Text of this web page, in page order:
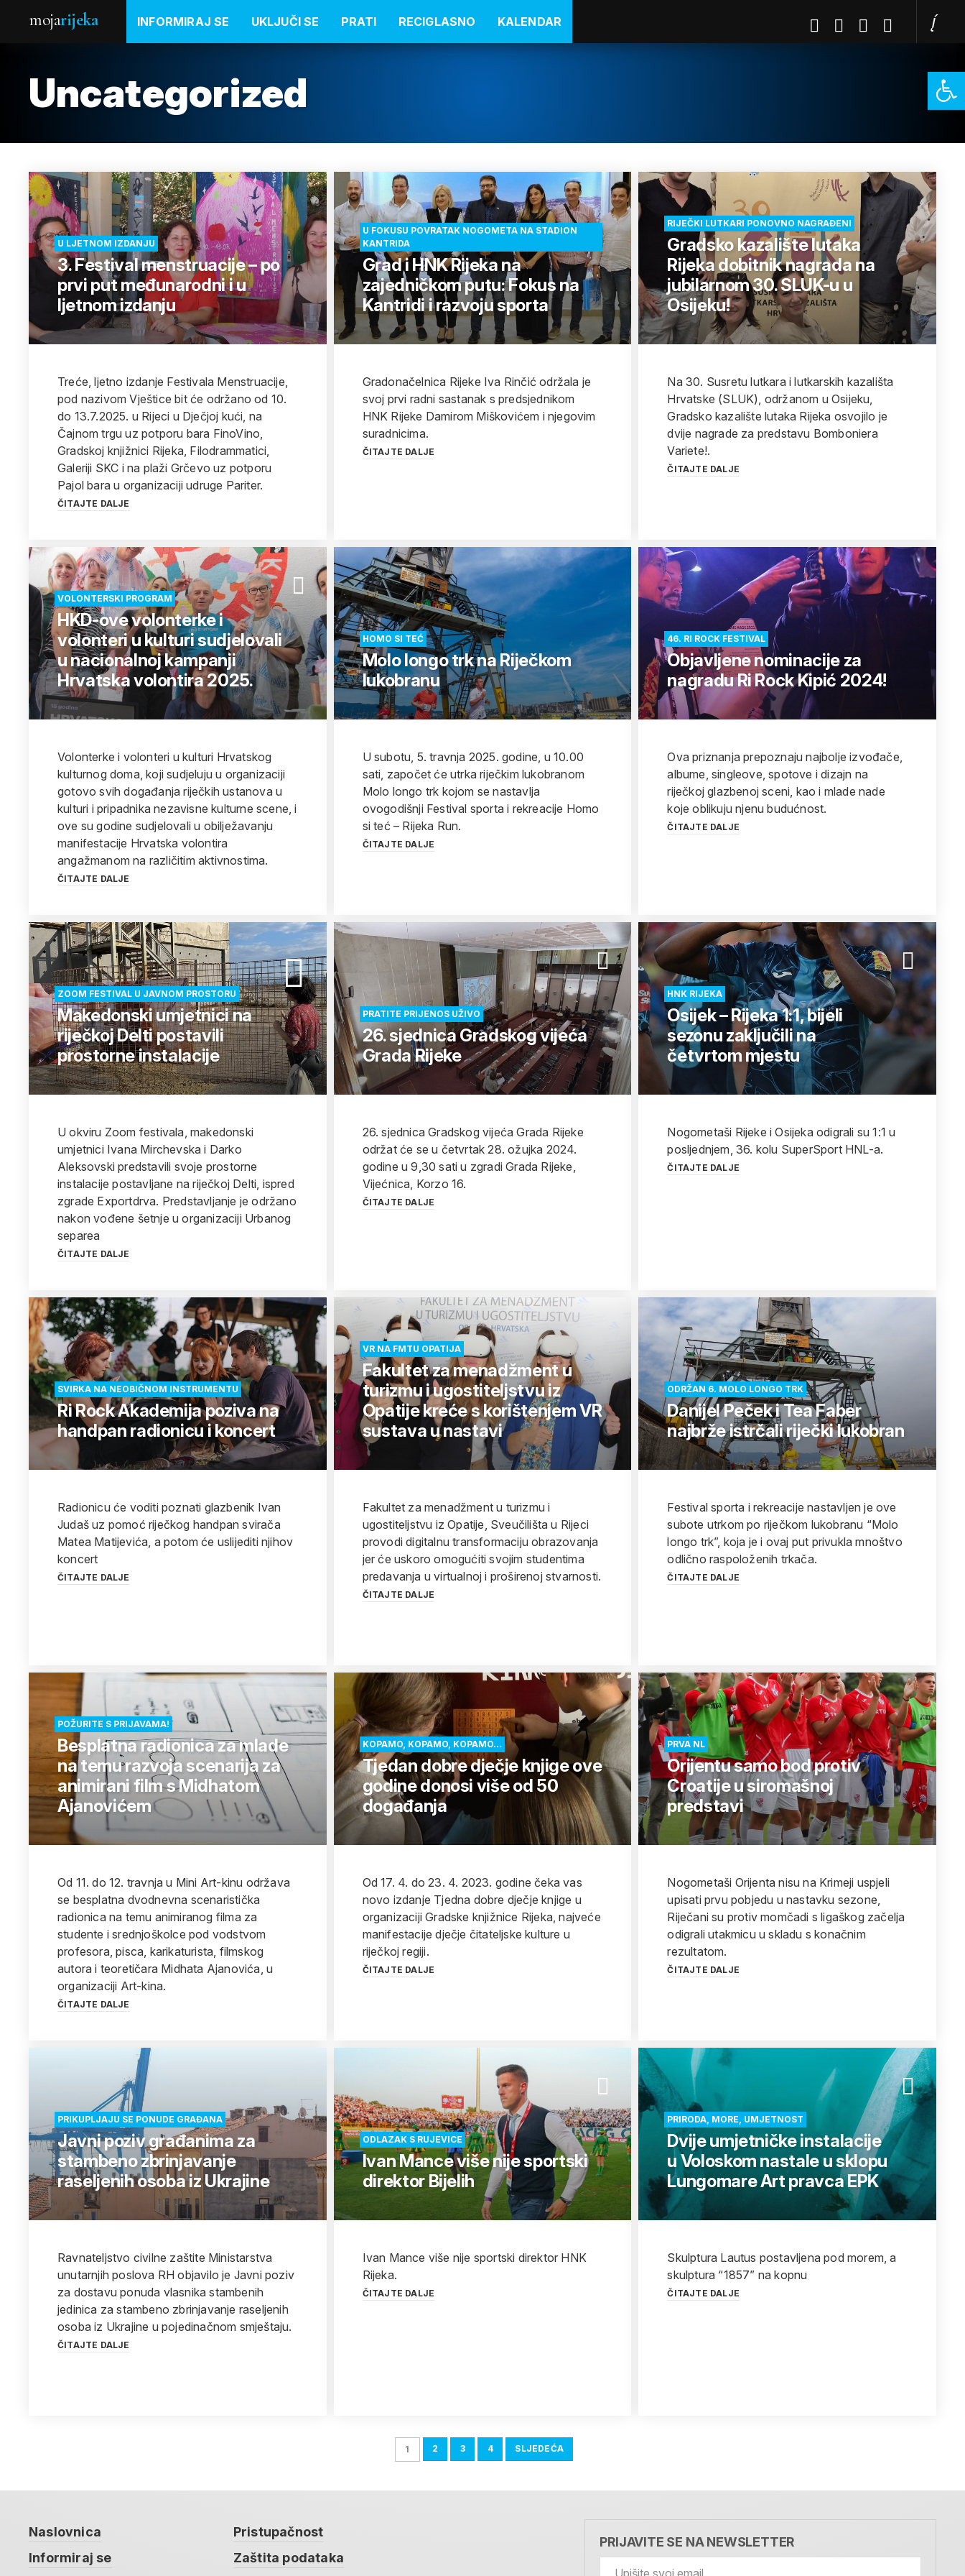
mojarijeka INFORMIRAJ SE UKLJUČI SE PRATI RECIGLASNO KALENDAR
Uncategorized
U LJETNOM IZDANJU
3. Festival menstruacije – po
prvi put međunarodni i u
ljetnom izdanju
Treće, ljetno izdanje Festivala Menstruacije,
pod nazivom Vještice bit će održano od 10.
do 13.7.2025. u Rijeci u Dječjoj kući, na
Čajnom trgu uz potporu bara FinoVino,
Gradskoj knjižnici Rijeka, Filodrammatici,
Galeriji SKC i na plaži Grčevo uz potporu
Pajol bara u organizaciji udruge Pariter.
ČITAJTE DALJE
U FOKUSU POVRATAK NOGOMETA NA STADION
KANTRIDA
Grad i HNK Rijeka na
zajedničkom putu: Fokus na
Kantridi i razvoju sporta
Gradonačelnica Rijeke Iva Rinčić održala je
svoj prvi radni sastanak s predsjednikom
HNK Rijeke Damirom Miškovićem i njegovim
suradnicima.
ČITAJTE DALJE
RIJEČKI LUTKARI PONOVNO NAGRAĐENI
Gradsko kazalište lutaka
Rijeka dobitnik nagrada na
jubilarnom 30. SLUK-u u
Osijeku!
Na 30. Susretu lutkara i lutkarskih kazališta
Hrvatske (SLUK), održanom u Osijeku,
Gradsko kazalište lutaka Rijeka osvojilo je
dvije nagrade za predstavu Bomboniera
Variete!.
ČITAJTE DALJE
VOLONTERSKI PROGRAM
HKD-ove volonterke i
volonteri u kulturi sudjelovali
u nacionalnoj kampanji
Hrvatska volontira 2025.
Volonterke i volonteri u kulturi Hrvatskog
kulturnog doma, koji sudjeluju u organizaciji
gotovo svih događanja riječkih ustanova u
kulturi i pripadnika nezavisne kulturne scene, i
ove su godine sudjelovali u obilježavanju
manifestacije Hrvatska volontira
angažmanom na različitim aktivnostima.
ČITAJTE DALJE
HOMO SI TEĆ
Molo longo trk na Riječkom
lukobranu
U subotu, 5. travnja 2025. godine, u 10.00
sati, započet će utrka riječkim lukobranom
Molo longo trk kojom se nastavlja
ovogodišnji Festival sporta i rekreacije Homo
si teć – Rijeka Run.
ČITAJTE DALJE
46. RI ROCK FESTIVAL
Objavljene nominacije za
nagradu Ri Rock Kipić 2024!
Ova priznanja prepoznaju najbolje izvođače,
albume, singleove, spotove i dizajn na
riječkoj glazbenoj sceni, kao i mlade nade
koje oblikuju njenu budućnost.
ČITAJTE DALJE
ZOOM FESTIVAL U JAVNOM PROSTORU
Makedonski umjetnici na
riječkoj Delti postavili
prostorne instalacije
U okviru Zoom festivala, makedonski
umjetnici Ivana Mirchevska i Darko
Aleksovski predstavili svoje prostorne
instalacije postavljane na riječkoj Delti, ispred
zgrade Exportdrva. Predstavljanje je održano
nakon vođene šetnje u organizaciji Urbanog
separea
ČITAJTE DALJE
PRATITE PRIJENOS UŽIVO
26. sjednica Gradskog vijeća
Grada Rijeke
26. sjednica Gradskog vijeća Grada Rijeke
održat će se u četvrtak 28. ožujka 2024.
godine u 9,30 sati u zgradi Grada Rijeke,
Vijećnica, Korzo 16.
ČITAJTE DALJE
HNK RIJEKA
Osijek – Rijeka 1:1, bijeli
sezonu zaključili na
četvrtom mjestu
Nogometaši Rijeke i Osijeka odigrali su 1:1 u
posljednjem, 36. kolu SuperSport HNL-a.
ČITAJTE DALJE
SVIRKA NA NEOBIČNOM INSTRUMENTU
Ri Rock Akademija poziva na
handpan radionicu i koncert
Radionicu će voditi poznati glazbenik Ivan
Judaš uz pomoć riječkog handpan svirača
Matea Matijevića, a potom će uslijediti njihov
koncert
ČITAJTE DALJE
VR NA FMTU OPATIJA
Fakultet za menadžment u
turizmu i ugostiteljstvu iz
Opatije kreće s korištenjem VR
sustava u nastavi
Fakultet za menadžment u turizmu i
ugostiteljstvu iz Opatije, Sveučilišta u Rijeci
provodi digitalnu transformaciju obrazovanja
jer će uskoro omogućiti svojim studentima
predavanja u virtualnoj i proširenoj stvarnosti.
ČITAJTE DALJE
ODRŽAN 6. MOLO LONGO TRK
Danijel Peček i Tea Faber
najbrže istrčali riječki lukobran
Festival sporta i rekreacije nastavljen je ove
subote utrkom po riječkom lukobranu “Molo
longo trk”, koja je i ovaj put privukla mnoštvo
odlično raspoloženih trkača.
ČITAJTE DALJE
POŽURITE S PRIJAVAMA!
Besplatna radionica za mlade
na temu razvoja scenarija za
animirani film s Midhatom
Ajanovićem
Od 11. do 12. travnja u Mini Art-kinu održava
se besplatna dvodnevna scenaristička
radionica na temu animiranog filma za
studente i srednjoškolce pod vodstvom
profesora, pisca, karikaturista, filmskog
autora i teoretičara Midhata Ajanovića, u
organizaciji Art-kina.
ČITAJTE DALJE
KOPAMO, KOPAMO, KOPAMO…
Tjedan dobre dječje knjige ove
godine donosi više od 50
događanja
Od 17. 4. do 23. 4. 2023. godine čeka vas
novo izdanje Tjedna dobre dječje knjige u
organizaciji Gradske knjižnice Rijeka, najveće
manifestacije dječje čitateljske kulture u
riječkoj regiji.
ČITAJTE DALJE
PRVA NL
Orijentu samo bod protiv
Croatije u siromašnoj
predstavi
Nogometaši Orijenta nisu na Krimeji uspjeli
upisati prvu pobjedu u nastavku sezone,
Riječani su protiv momčadi s ligaškog začelja
odigrali utakmicu u skladu s konačnim
rezultatom.
ČITAJTE DALJE
PRIKUPLJAJU SE PONUDE GRAĐANA
Javni poziv građanima za
stambeno zbrinjavanje
raseljenih osoba iz Ukrajine
Ravnateljstvo civilne zaštite Ministarstva
unutarnjih poslova RH objavilo je Javni poziv
za dostavu ponuda vlasnika stambenih
jedinica za stambeno zbrinjavanje raseljenih
osoba iz Ukrajine u pojedinačnom smještaju.
ČITAJTE DALJE
ODLAZAK S RUJEVICE
Ivan Mance više nije sportski
direktor Bijelih
Ivan Mance više nije sportski direktor HNK
Rijeka.
ČITAJTE DALJE
PRIRODA, MORE, UMJETNOST
Dvije umjetničke instalacije
u Voloskom nastale u sklopu
Lungomare Art pravca EPK
Skulptura Lautus postavljena pod morem, a
skulptura “1857” na kopnu
ČITAJTE DALJE
1 2 3 4 SLJEDEĆA
Naslovnica
Informiraj se
Pristupačnost
Zaštita podataka
PRIJAVITE SE NA NEWSLETTER